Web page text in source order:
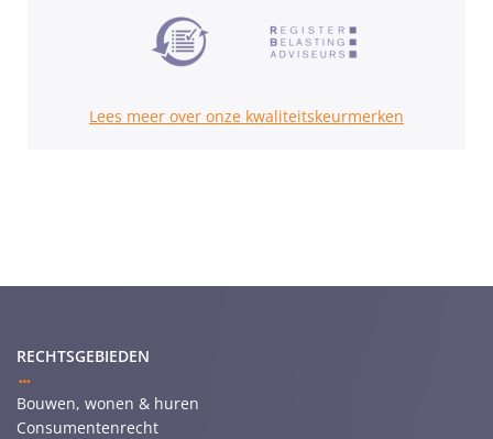
Lees meer over onze kwaliteitskeurmerken
RECHTSGEBIEDEN
Bouwen, wonen & huren
Consumentenrecht